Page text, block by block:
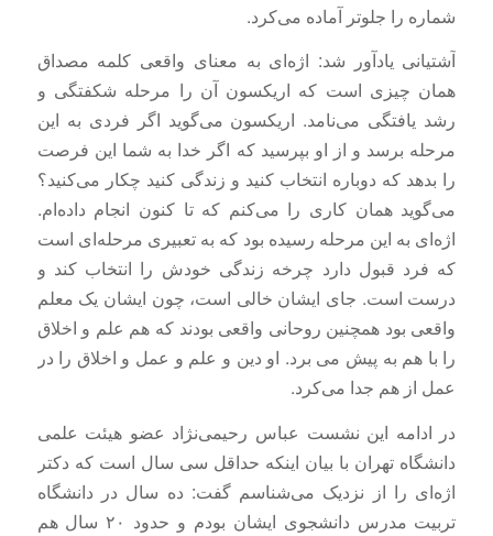
شماره را جلوتر آماده می‌کرد.
آشتیانی یادآور شد: اژه‌ای به معنای واقعی کلمه مصداق
همان چیزی است که اریکسون آن را مرحله شکفتگی و
رشد یافتگی می‌نامد. اریکسون می‌گوید اگر فردی به این
مرحله برسد و از او بپرسید که اگر خدا به شما این فرصت
را بدهد که دوباره انتخاب کنید و زندگی کنید چکار می‌کنید؟
می‌گوید همان کاری را می‌کنم که تا کنون انجام داده‌ام.
اژه‌ای به این مرحله رسیده بود که به تعبیری مرحله‌ای است
که فرد قبول دارد چرخه زندگی خودش را انتخاب کند و
درست است. جای ایشان خالی است، چون ایشان یک معلم
واقعی بود همچنین روحانی واقعی بودند که هم علم و اخلاق
را با هم به پیش می برد. او دین و علم و عمل و اخلاق را در
عمل از هم جدا می‌کرد.
در ادامه این نشست عباس رحیمی‌نژاد عضو هیئت علمی
دانشگاه تهران با بیان اینکه حداقل سی سال است که دکتر
اژه‌ای را از نزدیک می‌شناسم گفت: ده سال در دانشگاه
تربیت مدرس دانشجوی ایشان بودم و حدود ۲۰ سال هم